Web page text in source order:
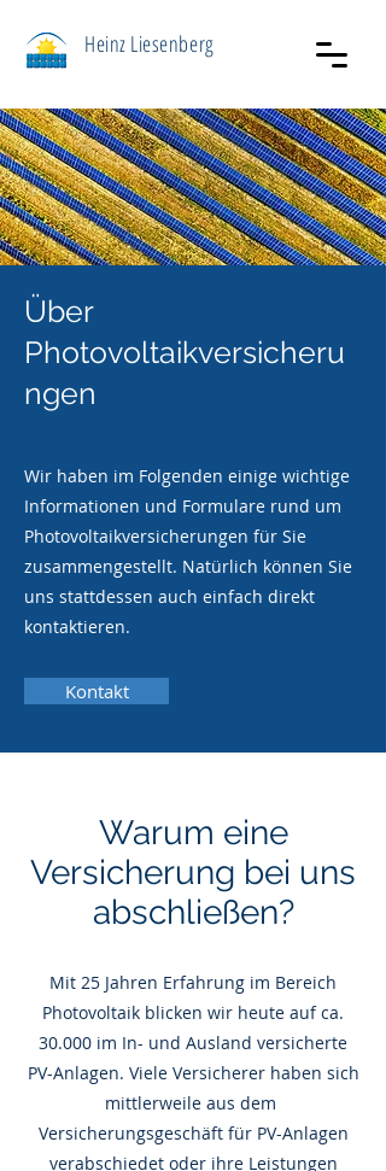
Heinz Liesenberg
Über
Photovoltaikversicheru
ngen
Wir haben im Folgenden einige wichtige
Informationen und Formulare rund um
Photovoltaikversicherungen für Sie
zusammengestellt. Natürlich können Sie
uns stattdessen auch einfach direkt
kontaktieren.
Kontakt
Warum eine
Versicherung bei uns
abschließen?
Mit 25 Jahren Erfahrung im Bereich
Photovoltaik blicken wir heute auf ca.
30.000 im In- und Ausland versicherte
PV-Anlagen. Viele Versicherer haben sich
mittlerweile aus dem
Versicherungsgeschäft für PV-Anlagen
verabschiedet oder ihre Leistungen